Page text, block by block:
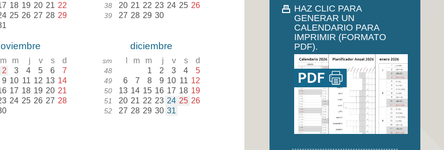
18 19 20 21 22
25 26 27 28 29
38 20 21 22 23 24 25 26
39 27 28 29 30
m m j v s d
2 3 4 5 6 7
9 10 11 12 13 14
17 18 19 20 21
24 25 26 27 28
diciembre
sm m m j v s d
48 1 2 3 4 5
49 6 7 8 9 10 11 12
50 13 14 15 16 17 18 19
51 20 21 22 23 24 25 26
52 27 28 29 30 31
HAZ CLIC PARA
GENERAR UN
CALENDARIO PARA
IMPRIMIR (FORMATO
PDF).